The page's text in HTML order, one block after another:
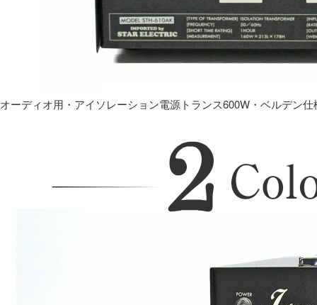
オーディオ用・アイソレーション電源トランス600W・ベルデン仕